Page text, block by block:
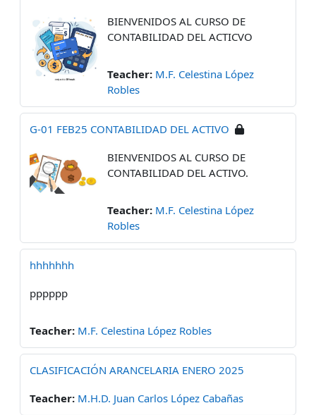
BIENVENIDOS AL CURSO DE
CONTABILIDAD DEL ACTICVO
Teacher: M.F. Celestina López
Robles
G-01 FEB25 CONTABILIDAD DEL ACTIVO
BIENVENIDOS AL CURSO DE
CONTABILIDAD DEL ACTIVO.
Teacher: M.F. Celestina López
Robles
hhhhhhh
pppppp
Teacher: M.F. Celestina López Robles
CLASIFICACIÓN ARANCELARIA ENERO 2025
Teacher: M.H.D. Juan Carlos López Cabañas